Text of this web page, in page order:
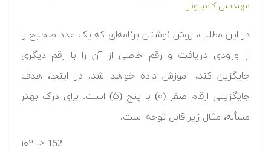
مهندسی کامپیوتر
در این مطلب، روش نوشتن برنامه‌ای که یک عدد صحیح را
از ورودی دریافت و رقم خاصی از آن را با رقم دیگری
جایگزین کند، آموزش داده خواهد شد. در اینجا، هدف
جایگزینی ارقام صفر (۰) با پنج (۵) است. برای درک بهتر
مسأله، مثال زیر قابل توجه است.
۱۰۲ -> 152